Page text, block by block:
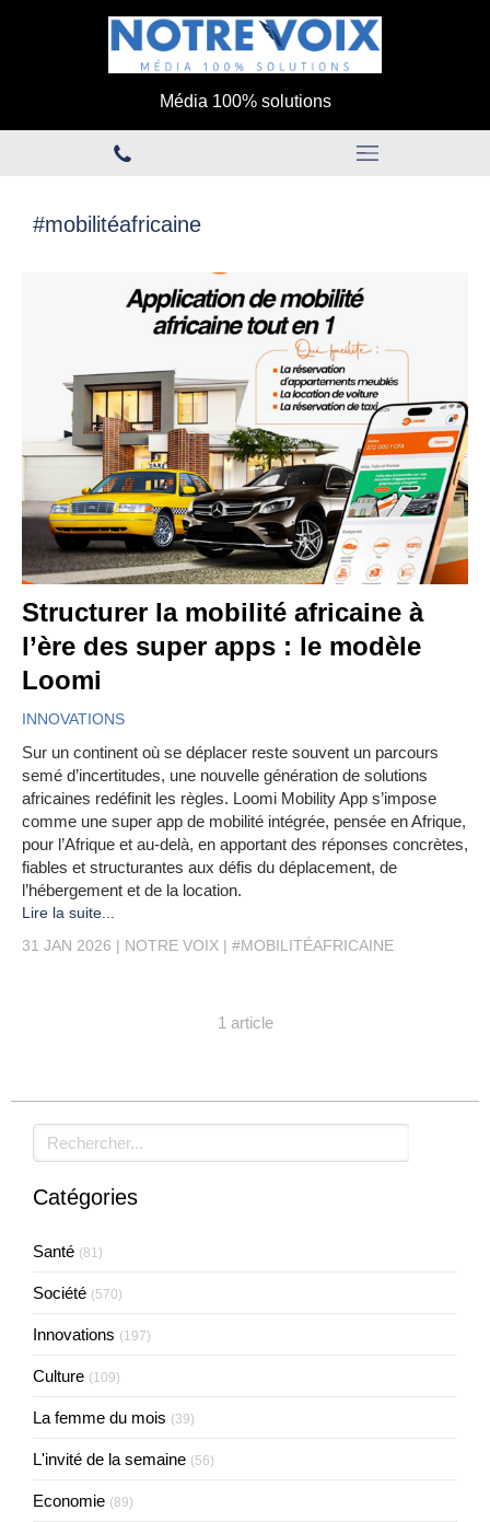
Média 100% solutions
#mobilitéafricaine
Structurer la mobilité africaine à
l’ère des super apps : le modèle
Loomi
INNOVATIONS
Sur un continent où se déplacer reste souvent un parcours
semé d’incertitudes, une nouvelle génération de solutions
africaines redéfinit les règles. Loomi Mobility App s’impose
comme une super app de mobilité intégrée, pensée en Afrique,
pour l’Afrique et au-delà, en apportant des réponses concrètes,
fiables et structurantes aux défis du déplacement, de
l’hébergement et de la location.
Lire la suite...
31 JAN 2026
NOTRE VOIX #MOBILITÉAFRICAINE
1 article
Rechercher
Catégories
Santé (81)
Société (570)
Innovations (197)
Culture (109)
La femme du mois (39)
L'invité de la semaine (56)
Economie (89)